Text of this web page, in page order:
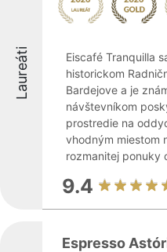
Laureáti
Eiscafé Tranquilla
historickom
Bardejove a je
návštevníkom
prostredie na
vhodným miestom
rozmanitej ponuky
9.4
Espresso